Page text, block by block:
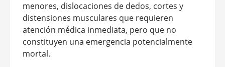
menores, dislocaciones de dedos, cortes y
distensiones musculares que requieren
atención médica inmediata, pero que no
constituyen una emergencia potencialmente
mortal.